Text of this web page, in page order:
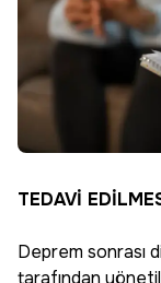
TEDAVİ
Deprem sonrası
tarafından